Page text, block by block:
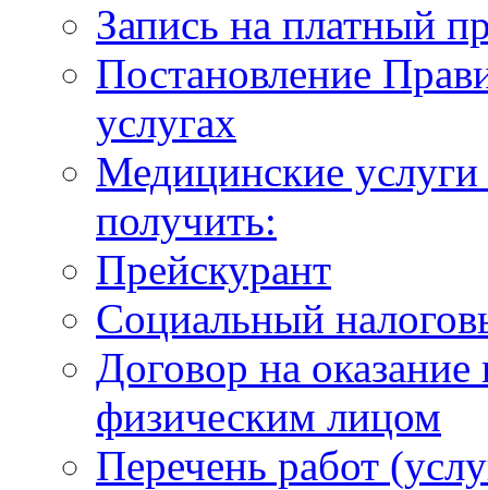
Запись на платный
Постановление
услугах
Медицинские
получить:
Прейскурант
Социальный
Договор на
физическим лицом
Перечень работ